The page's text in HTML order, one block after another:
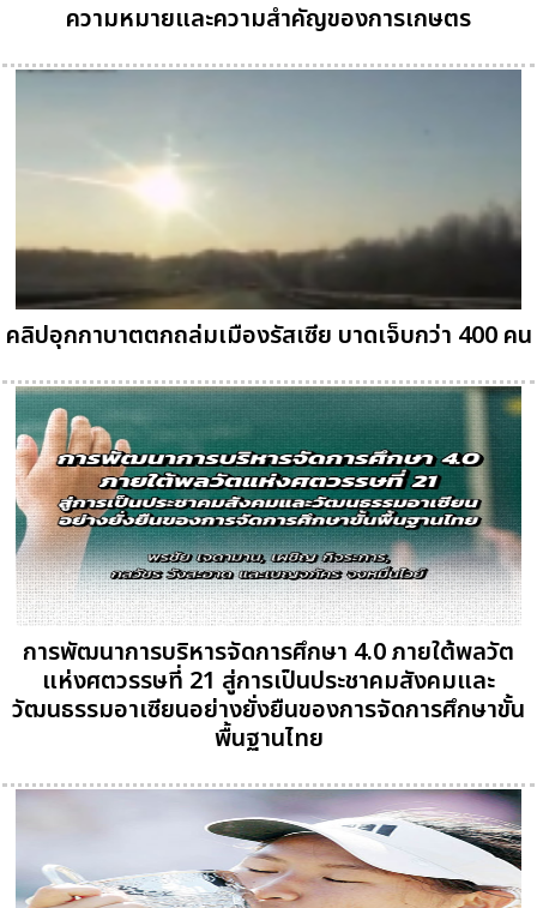
ความหมายและความสำคัญของการเกษตร
คลิปอุกกาบาตตกถล่มเมืองรัสเซีย บาดเจ็บกว่า 400 คน
การพัฒนาการบริหารจัดการศึกษา 4.0 ภายใต้พลวัต
แห่งศตวรรษที่ 21 สู่การเป็นประชาคมสังคมและ
วัฒนธรรมอาเซียนอย่างยั่งยืนของการจัดการศึกษาขั้น
พื้นฐานไทย